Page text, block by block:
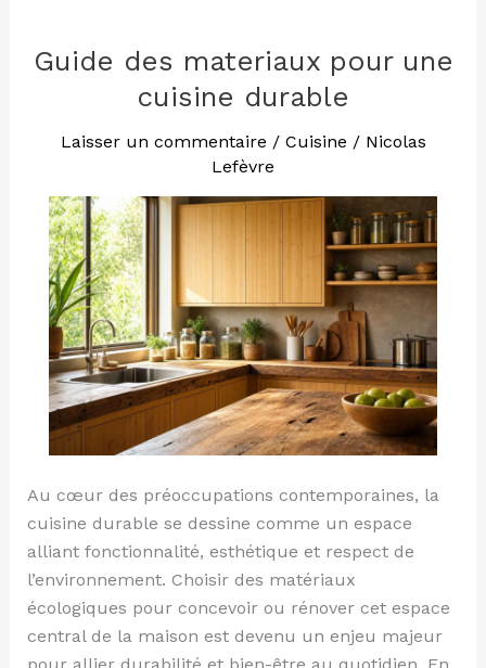
Guide des materiaux pour une
cuisine durable
Laisser un commentaire / Cuisine / Nicolas
Lefèvre
Au cœur des préoccupations contemporaines, la
cuisine durable se dessine comme un espace
alliant fonctionnalité, esthétique et respect de
l’environnement. Choisir des matériaux
écologiques pour concevoir ou rénover cet espace
central de la maison est devenu un enjeu majeur
Guide
pour
cuisine
durable